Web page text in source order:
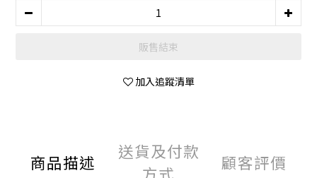
販售結束
加入追蹤清單
商品描述
送貨及付款
方式
顧客評價